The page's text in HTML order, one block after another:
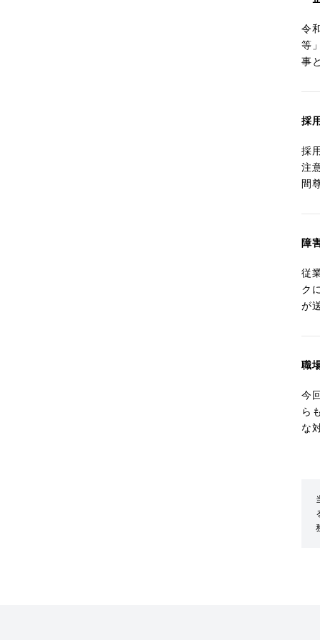
令
等
事
採
採
注
間
障
従
ク
が
職
今
ら
な